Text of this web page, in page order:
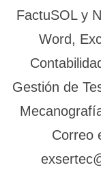
FactuSOL y
Word,
Gestión de
Correo